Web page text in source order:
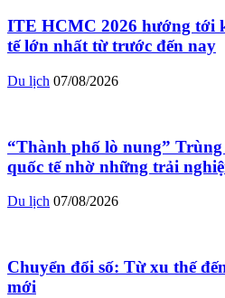
ITE HCMC 2026 hướng tới
tế lớn nhất từ trước đến nay
Du lịch 07/08/2026
“Thành phố lò nung”
quốc tế nhờ những trải
Du lịch 07/08/2026
Chuyển đổi số: Từ xu thế
mới